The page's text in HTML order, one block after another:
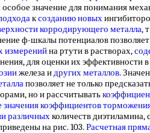
особое значение для понимания
ксозданию новых
корродирующего металла,
ф-шкалы потенциалов
измеренийна ртути в растворах,
для оценки их эффективности в
железа идругих металлов.
позволяет не только
но и рассчитывать
коэффициентов
различныхколичеств диэтиламина,
на рис. 103.Расчетная